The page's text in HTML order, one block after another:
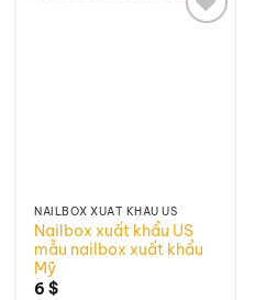
NAILBOX XUẤT KHẨU US
Nailbox xuất khẩu US
mẫu nailbox xuất khẩu
Mỹ
6$